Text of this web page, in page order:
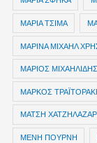
ΜΑΡΙΑ ΤΣΙΜΑ
ΜΑΡΙΝΑ ΜΙΧΑΗΛ
ΜΑΡΙΟΣ ΜΙΧΑΗΛΙΔΗΣ
ΜΑΡΚΟΣ
ΜΑΤΣΗ
ΜΕΝΗ ΠΟΥΡΝΗ